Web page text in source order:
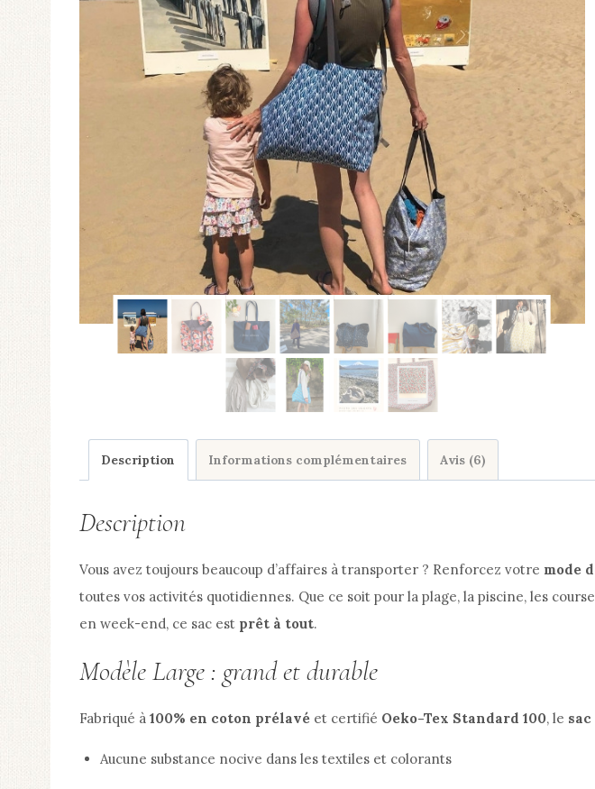
Description Informations complémentaires Avis (6)
Description
Vous avez toujours beaucoup d’affaires à transporter ? Renforcez votre mode
toutes vos activités quotidiennes. Que ce soit pour la plage, la piscine, les
en week-end, ce sac est prêt à tout.
Modèle Large : grand et durable
Fabriqué à 100% en coton prélavé et certifié Oeko-Tex Standard 100, le
Aucune substance nocive dans les textiles et colorants